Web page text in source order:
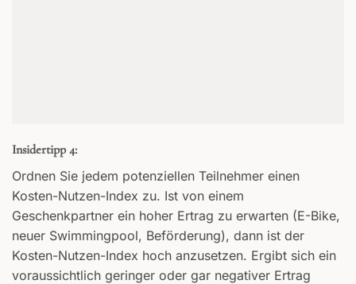
Insidertipp 4:
Ordnen Sie jedem potenziellen Teilnehmer einen
Kosten-Nutzen-Index zu. Ist von einem
Geschenkpartner ein hoher Ertrag zu erwarten (E-Bike,
neuer Swimmingpool, Beförderung), dann ist der
Kosten-Nutzen-Index hoch anzusetzen. Ergibt sich ein
voraussichtlich geringer oder gar negativer Ertrag